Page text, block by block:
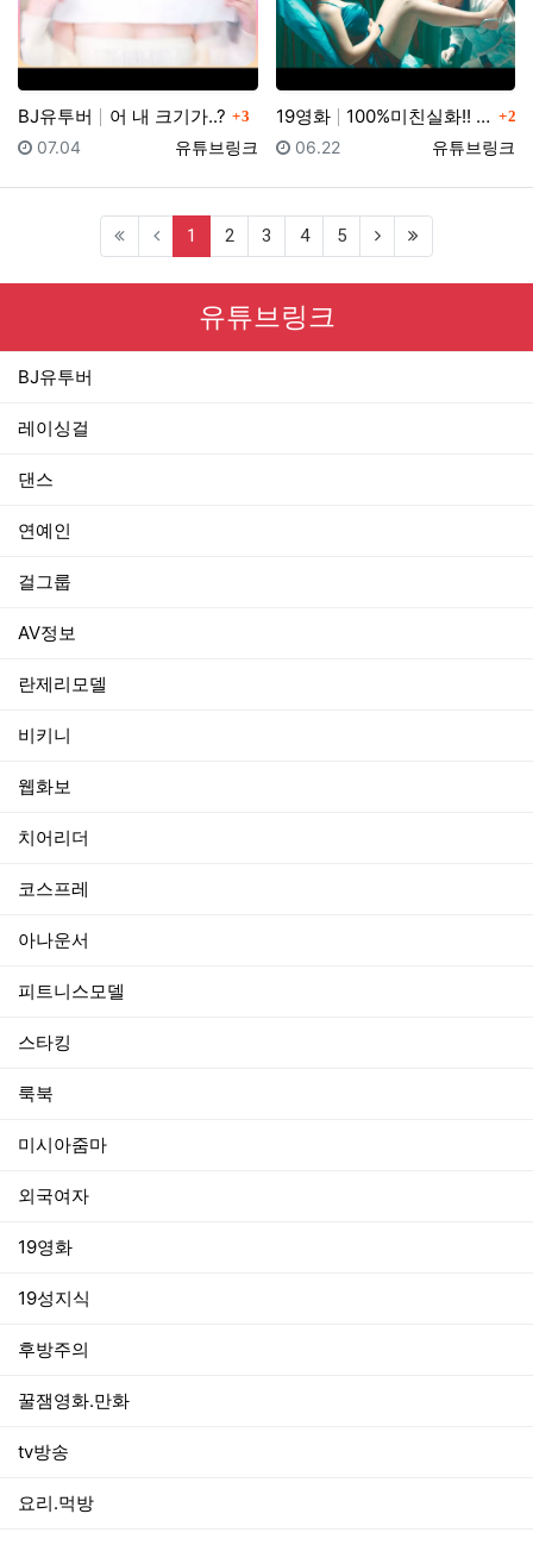
BJ유투버 어 내 크기가..? 댓글
3
등록자
유튜브링크
등록일
07.04
19영화 100%미친실화!! 이게 실제로 있었던 일이랍니다...… 댓글
2
등록자
유튜브링크
등록일
06.22
1 (current)
2 3 4 5
유튜브링크
BJ유투버
레이싱걸
댄스
연예인
걸그룹
AV정보
란제리모델
비키니
웹화보
치어리더
코스프레
아나운서
피트니스모델
스타킹
룩북
미시아줌마
외국여자
19영화
19성지식
후방주의
꿀잼영화.만화
tv방송
요리.먹방